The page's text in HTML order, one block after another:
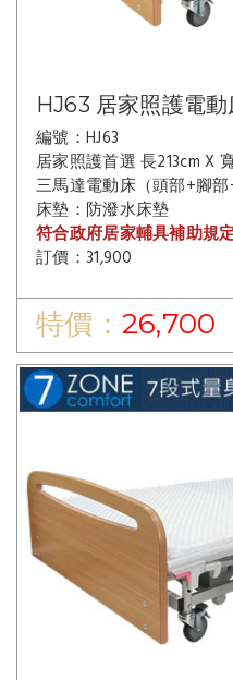
HJ63 居家照護電動
編號：HJ63
居家照護首選 長213cm X
三馬達電動床（頭部+腳部
床墊：防潑水床墊
符合政府居家輔具補助規
訂價：31,900
特價： 26,700